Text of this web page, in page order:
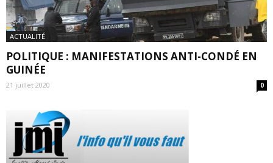
ACTUALITÉ
POLITIQUE : MANIFESTATIONS ANTI-CONDÉ EN
GUINÉE
21 juillet 2020 0